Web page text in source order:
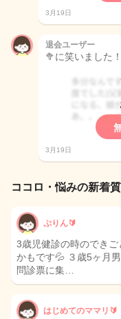
3月19日
退会ユーザー
🥦に笑いました
3月19日
ココロ・悩みの新着
ぷりん🔰
3歳児健診の時のでき
かもです💦 ３歳5ヶ月
問診票に集…
はじめてのママリ🔰